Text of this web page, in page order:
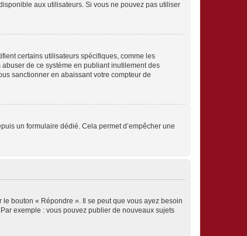
aux utilisateurs. Si vous ne pouvez pas utiliser
certains utilisateurs spécifiques, comme les
de ce système en publiant inutilement des
sanctionner en abaissant votre compteur de
un formulaire dédié. Cela permet d’empêcher une
bouton « Répondre ». Il se peut que vous ayez besoin
exemple : vous pouvez publier de nouveaux sujets